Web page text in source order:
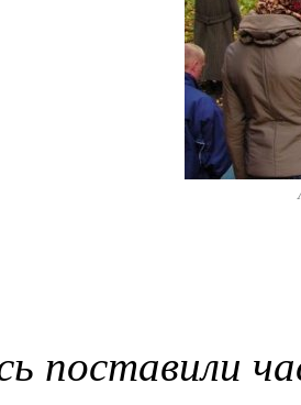
поставили